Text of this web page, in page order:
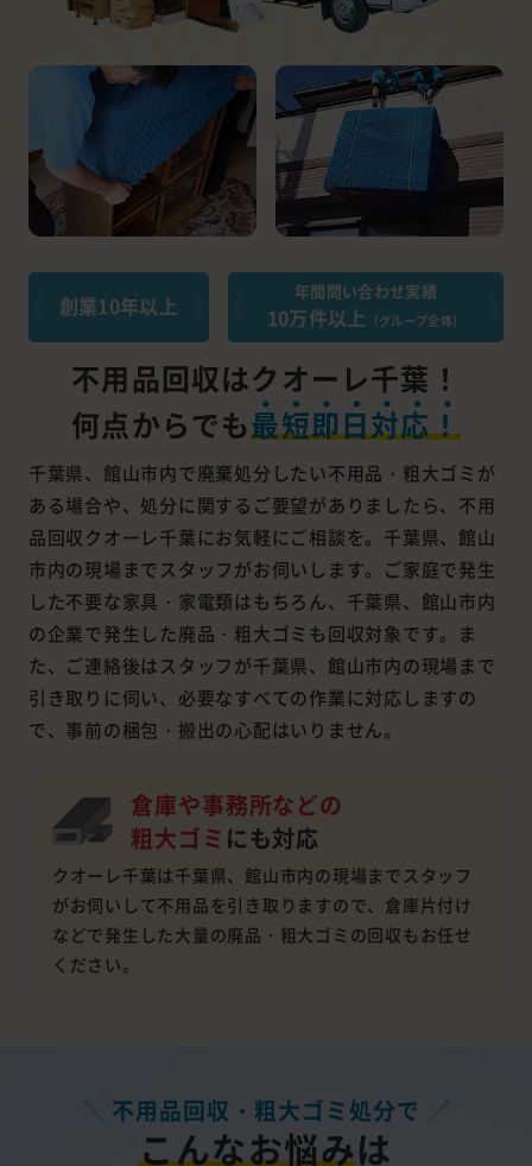
創業10年以上
年間問い合わせ実績
10万件以上 （グループ全体）
不用品回収はクオーレ千葉！
何点からでも最短即日対応！
千葉県、館山市内で廃棄処分したい不用品・粗大ゴミが
ある場合や、処分に関するご要望がありましたら、不用
品回収クオーレ千葉にお気軽にご相談を。千葉県、館山
市内の現場までスタッフがお伺いします。ご家庭で発生
した不要な家具・家電類はもちろん、千葉県、館山市内
の企業で発生した廃品・粗大ゴミも回収対象です。ま
た、ご連絡後はスタッフが千葉県、館山市内の現場まで
引き取りに伺い、必要なすべての作業に対応しますの
で、事前の梱包・搬出の心配はいりません。
倉庫や事務所などの
粗大ゴミ にも対応
クオーレ千葉は千葉県、館山市内の現場までスタッフ
がお伺いして不用品を引き取りますので、倉庫片付け
などで発生した大量の廃品・粗大ゴミの回収もお任せ
ください。
不用品回収・粗大ゴミ処分で
こんなお悩みは